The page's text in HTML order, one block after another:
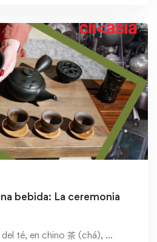
bebida: La ceremonia
del té, en chino 茶 (chá), …